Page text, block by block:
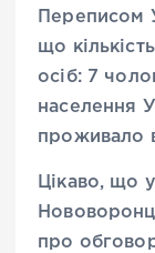
Переписом
що
осіб: 7
населення
проживало
Цікаво, що
про